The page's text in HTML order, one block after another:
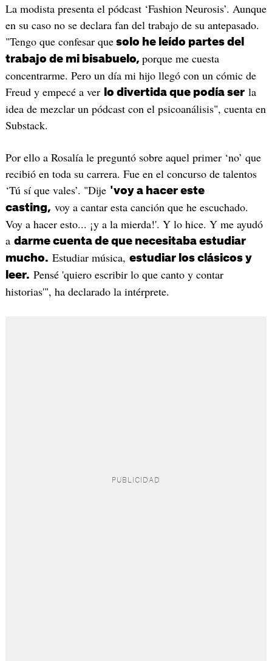
La modista presenta el pódcast ‘Fashion Neurosis’. Aunque
en su caso no se declara fan del trabajo de su antepasado.
"Tengo que confesar quesolo he leído partes del
trabajo de mi bisabuelo, porque me cuesta
concentrarme. Pero un día mi hijo llegó con un cómic de
Freud y empecé a ver
lo divertida que podía serla
idea de mezclar un pódcast con el psicoanálisis", cuenta en
Substack.
Por ello a Rosalía le preguntó sobre aquel primer ‘no’ que
recibió en toda su carrera. Fue en el concurso de talentos
‘Tú sí que vales’. "Dije 'voy a hacer este
casting, voy a cantar esta canción que he escuchado.
Voy a hacer esto... ¡y a la mierda!'. Y lo hice. Y me ayudó
a darme cuenta de que necesitaba estudiar
mucho. Estudiar música, estudiar los clásicos y
leer. Pensé 'quiero escribir lo que canto y contar
historias'", ha declarado la intérprete.